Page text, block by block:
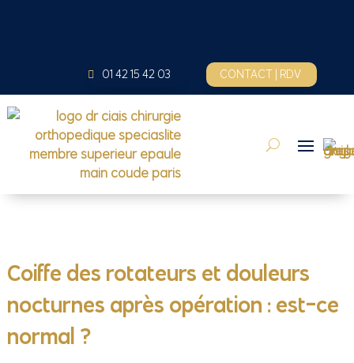
01 42 15 42 03 CONTACT | RDV
Coiffe des rotateurs et douleurs
nocturnes après opération : est-ce
normal ?